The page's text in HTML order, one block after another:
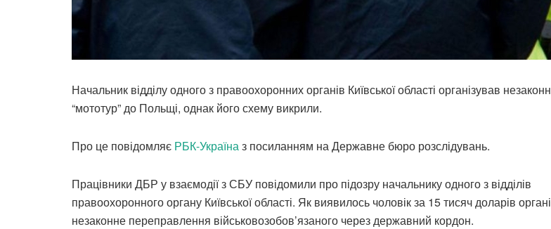
Начальник відділу одного з правоохоронних органів Київської області організував
“мототур” до Польщі, однак його схему викрили.
Про це повідомляє РБК-Україназ посиланням на Державне бюро розслідувань.
Працівники ДБР у взаємодії з СБУ повідомили про підозру начальнику одного з відділів
правоохоронного органу Київської області. Як виявилось чоловік за 15 тисяч доларів
незаконне переправлення військовозобов’язаного через державний кордон.